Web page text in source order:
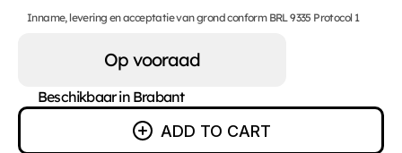
Inname, levering en acceptatie van grond conform BRL 9335 Protocol 1
Op vooraad
Beschikbaar in Brabant
ADD TO CART